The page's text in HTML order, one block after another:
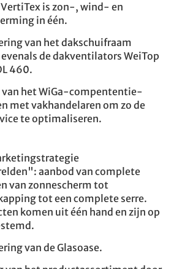
is zon-, wind- en
in één.
van het dakschuifraam
evenals de dakventilators WeiTop
460.
het WiGa-compententie-
met vakhandelaren om zo de
te optimaliseren.
aanbod van complete
van zonnescherm tot
tot een complete serre.
komen uit één hand en zijn op
van de Glasoase.